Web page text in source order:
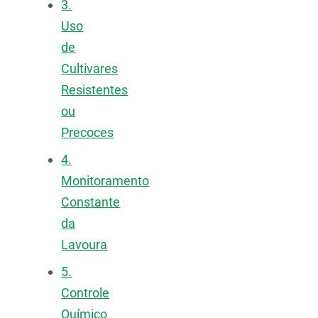
3.
Uso
de
Cultivares
Resistentes
ou
Precoces
4.
Monitoramento
Constante
da
Lavoura
5.
Controle
Químico